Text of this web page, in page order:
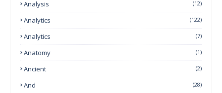
Analysis (12)
Analytics (122)
Analytics (7)
Anatomy (1)
Ancient (2)
And (28)